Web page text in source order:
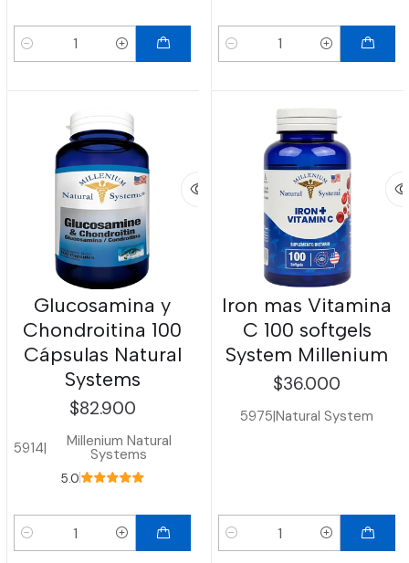
Cantidad Cantidad
Glucosamina y
Chondroitina 100
Cápsulas Natural
Systems
$82.900
5914| Millenium Natural
Systems
5.0
Cantidad
Iron mas Vitamina
C 100 softgels
System Millenium
$36.000
5975|Natural System
Cantidad